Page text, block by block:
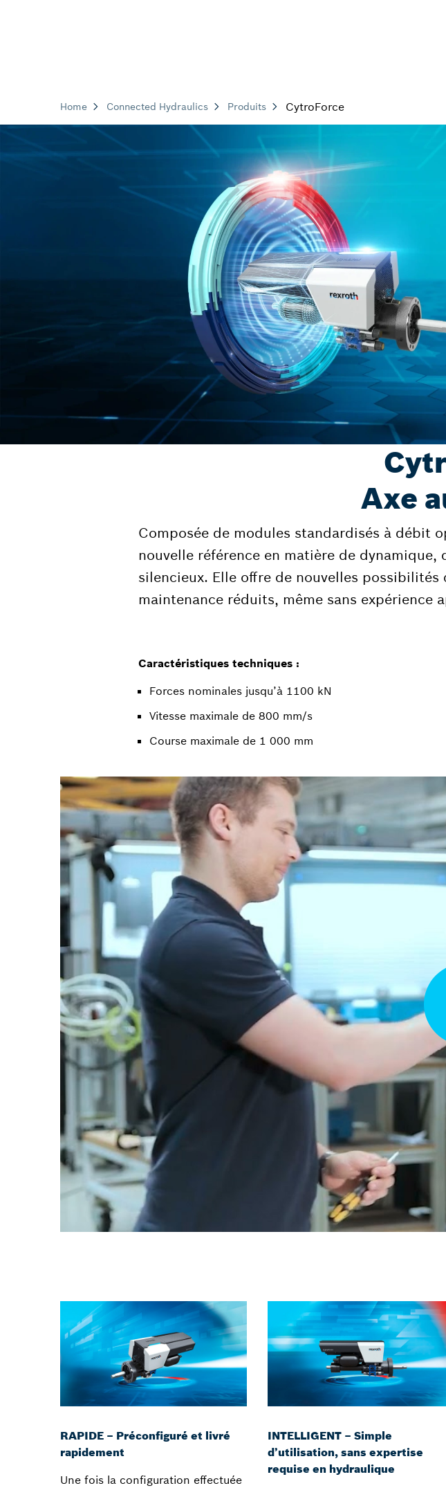
Home Connected Hydraulics Produits CytroForce
Axe
Composée de modules standardisés à débit
nouvelle référence en matière de
silencieux. Elle offre de nouvelles
maintenance réduits, même sans expérience
Caractéristiques techniques :
Forces nominales jusqu’à 1100 kN
Vitesse maximale de 800 mm/s
Course maximale de 1 000 mm
RAPIDE – Préconfiguré et livré
rapidement
Une fois la configuration effectuée
INTELLIGENT – Simple
d’utilisation, sans expertise
requise en hydraulique